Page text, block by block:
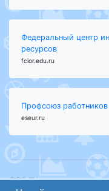
Федеральный центр
ресурсов
fcior.edu.ru
Профсоюз
eseur.ru
ООО "Центр